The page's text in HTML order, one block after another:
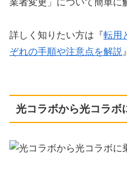
業者変更」について簡単に
詳しく知りたい方は『転用
ぞれの手順や注意点を解説
光コラボから光コラボ